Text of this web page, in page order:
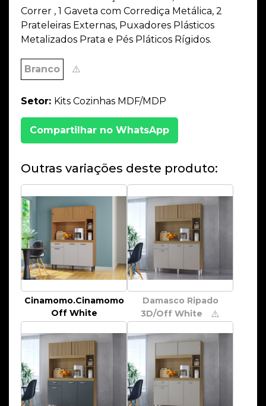
Correr , 1 Gaveta com Corrediça Metálica, 2
Prateleiras Externas, Puxadores Plásticos
Metalizados Prata e Pés Pláticos Rígidos.
Branco ⚠️
Setor: Kits Cozinhas MDF/MDP
Compartilhar no WhatsApp
Outras variações deste produto:
Cinamomo.Cinamomo
Off White
Damasco Ripado
3D/Off White
⚠️